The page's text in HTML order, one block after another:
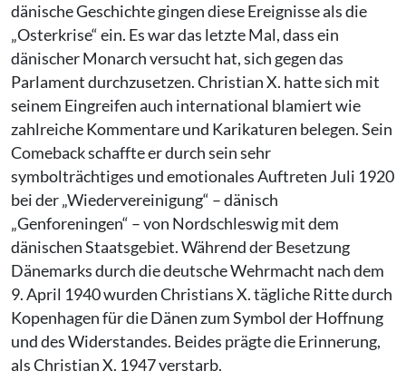
dänische Geschichte gingen diese Ereignisse als die
„Osterkrise“ ein. Es war das letzte Mal, dass ein
dänischer Monarch versucht hat, sich gegen das
Parlament durchzusetzen. Christian X. hatte sich mit
seinem Eingreifen auch international blamiert wie
zahlreiche Kommentare und Karikaturen belegen. Sein
Comeback schaffte er durch sein sehr
symbolträchtiges und emotionales Auftreten Juli 1920
bei der „Wiedervereinigung“ – dänisch
„Genforeningen“ – von Nordschleswig mit dem
dänischen Staatsgebiet. Während der Besetzung
Dänemarks durch die deutsche Wehrmacht nach dem
9. April 1940 wurden Christians X. tägliche Ritte durch
Kopenhagen für die Dänen zum Symbol der Hoffnung
und des Widerstandes. Beides prägte die Erinnerung,
als Christian X. 1947 verstarb.